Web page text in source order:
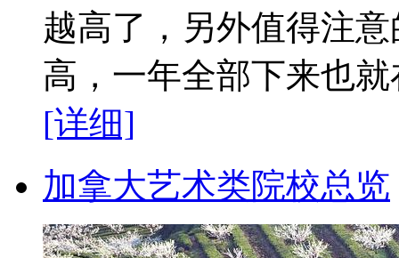
越高了，另外值得注
高，一年全部下来也
[详细]
加拿大艺术类院校总览